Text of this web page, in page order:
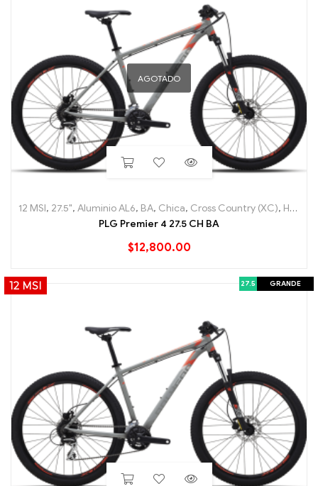
AGOTADO
12 MSI, 27.5", Aluminio AL6, BA, Chica, Cross Country (XC), Hard Tail
PLG Premier 4 27.5 CH BA
$12,800.00
12 MSI 27.5 GRANDE